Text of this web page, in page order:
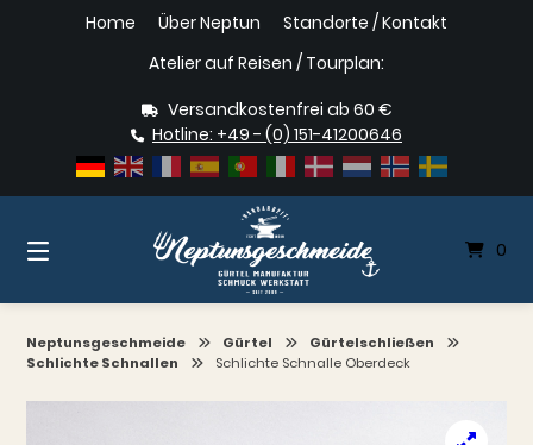
Home Über Neptun
Standorte / Kontakt
Atelier auf Reisen / Tourplan:
Versandkostenfrei ab 60 €
Hotline: +49 - (0) 151-41200646
0
Neptunsgeschmeide Gürtel
Gürtelschließen
Schlichte Schnallen
Schlichte Schnalle Oberdeck